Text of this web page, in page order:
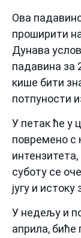
Ова
проширити
Дунава
падавина за
кише бити
потпуности
У петак ће у
повремено с
суботу се
југу и
У недељу и
априла, биће